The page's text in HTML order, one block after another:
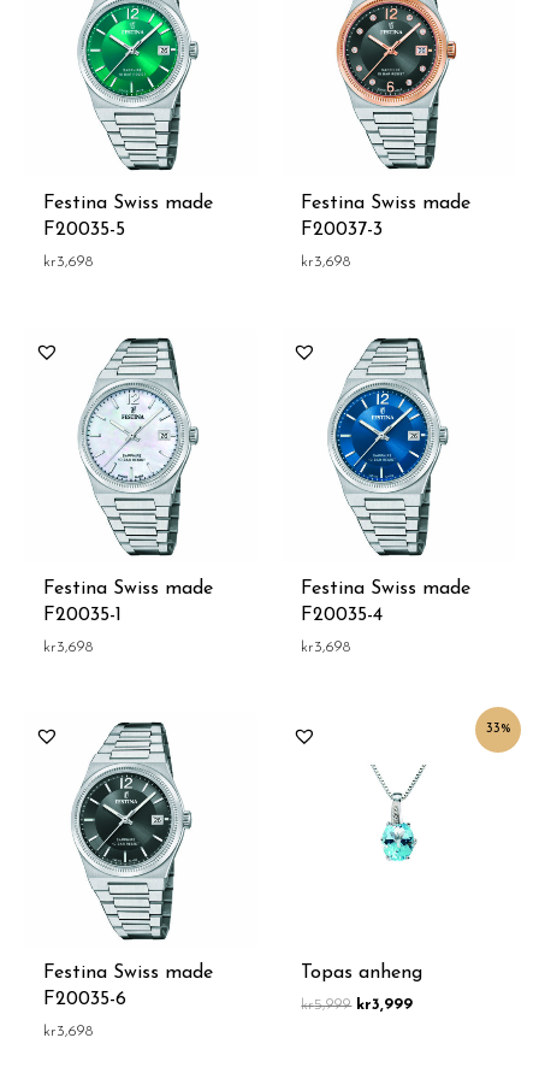
Festina Swiss made
F20035-5
kr3,698
Festina Swiss made
F20037-3
kr3,698
Festina Swiss made
F20035-1
kr3,698
Festina Swiss made
F20035-4
kr3,698
Festina Swiss made
F20035-6
kr3,698
33%
Topas anheng
kr5,999
kr5,999.
kr3,999
Nåværende
kr3,999.